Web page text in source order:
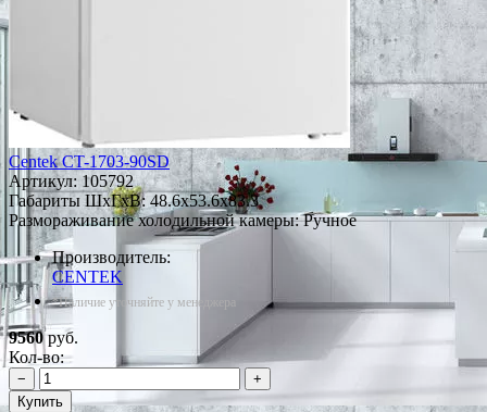
Centek CT-1703-90SD
Артикул: 105792
Габариты ШxГxВ: 48.6x53.6x83.3
Размораживание холодильной камеры: Ручное
Производитель:
CENTEK
*Наличие уточняйте у менеджера
9560руб.
Кол-во:
−
+
Купить